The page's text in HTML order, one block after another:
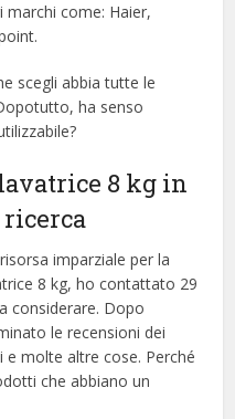
marchi come: Haier,
scegli abbia tutte le
ha senso
8 kg in
ricerca
imparziale per la
8 kg, ​​ho contattato 29
considerare. Dopo
le recensioni dei
molte altre cose. Perché
che abbiano un